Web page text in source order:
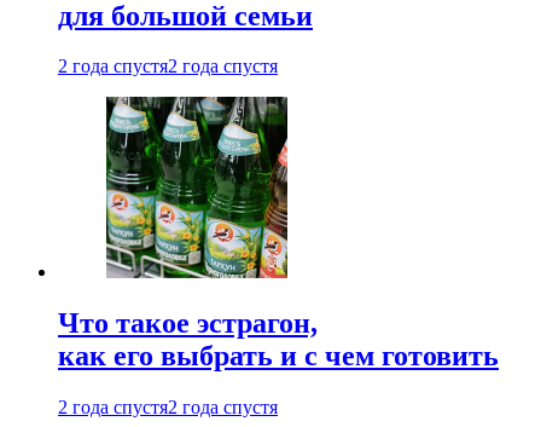
для большой семьи
2 года спустя2 года спустя
Что такое эстрагон,
как его выбрать и с чем готовить
2 года спустя2 года спустя